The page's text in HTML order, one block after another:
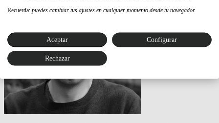
Recuerda: puedes cambiar tus ajustes en cualquier momento desde tu navegador.
Aceptar Configurar
Rechazar